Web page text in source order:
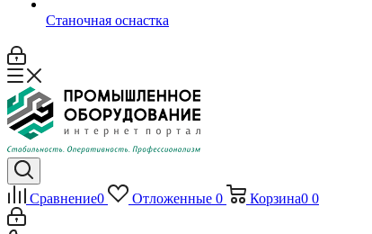
Станочная оснастка
Сравнение0 Отложенные 0 Корзина0 0